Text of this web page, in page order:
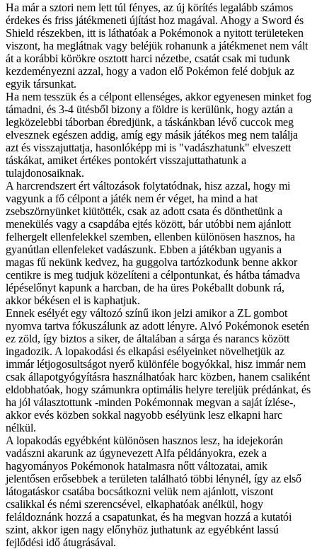
Ha már a sztori nem lett túl fényes, az új körítés legalább számos
érdekes és friss játékmeneti újítást hoz magával. Ahogy a Sword és
Shield részekben, itt is láthatóak a Pokémonok a nyitott területeken
viszont, ha meglátnak vagy beléjük rohanunk a játékmenet nem vált
át a korábbi körökre osztott harci nézetbe, csatát csak mi tudunk
kezdeményezni azzal, hogy a vadon elő Pokémon felé dobjuk az
egyik társunkat.
Ha nem tesszük és a célpont ellenséges, akkor egyenesen minket fog
támadni, és 3-4 ütésből bizony a földre is kerülünk, hogy aztán a
legközelebbi táborban ébredjünk, a táskánkban lévő cuccok meg
elvesznek egészen addig, amíg egy másik játékos meg nem találja
azt és visszajuttatja, hasonlóképp mi is "vadászhatunk" elveszett
táskákat, amiket értékes pontokért visszajuttathatunk a
tulajdonosaiknak.
A harcrendszert ért változások folytatódnak, hisz azzal, hogy mi
vagyunk a fő célpont a játék nem ér véget, ha mind a hat
zsebszörnyünket kiütötték, csak az adott csata és dönthetünk a
menekülés vagy a csapdába ejtés között, bár utóbbi nem ajánlott
felhergelt ellenfelekkel szemben, ellenben különösen hasznos, ha
gyanútlan ellenfeleket vadászunk. Ebben a játékban ugyanis a
magas fű nekünk kedvez, ha guggolva tartózkodunk benne akkor
centikre is meg tudjuk közelíteni a célpontunkat, és hátba támadva
lépéselőnyt kapunk a harcban, de ha üres Pokéballt dobunk rá,
akkor békésen el is kaphatjuk.
Ennek esélyét egy változó színű ikon jelzi amikor a ZL gombot
nyomva tartva fókuszálunk az adott lényre. Alvó Pokémonok esetén
ez zöld, így biztos a siker, de általában a sárga és narancs között
ingadozik. A lopakodási és elkapási esélyeinket növelhetjük az
immár létjogosultságot nyerő különféle bogyókkal, hisz immár nem
csak állapotgyógyításra használhatóak harc közben, hanem csaliként
eldobhatóak, hogy számunkra optimális helyre tereljük prédánkat, és
ha jól választottunk -minden Pokémonnak megvan a saját ízlése-,
akkor evés közben sokkal nagyobb esélyünk lesz elkapni harc
nélkül.
A lopakodás egyébként különösen hasznos lesz, ha idejekorán
vadászni akarunk az úgynevezett Alfa példányokra, ezek a
hagyományos Pokémonok hatalmasra nőtt változatai, amik
jelentősen erősebbek a területen található többi lénynél, így az első
látogatáskor csatába bocsátkozni velük nem ajánlott, viszont
csalikkal és némi szerencsével, elkaphatóak anélkül, hogy
feláldoznánk hozzá a csapatunkat, és ha megvan hozzá a kutatói
szint, akkor igen nagy előnyhöz juthatunk az egyébként lassú
fejlődési idő átugrásával.